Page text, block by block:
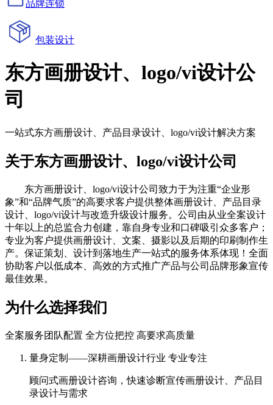
品牌连锁
包装设计
东方画册设计、logo/vi设计公
司
一站式东方画册设计、产品目录设计、logo/vi设计解决方案
关于东方画册设计、logo/vi设计公司
东方画册设计、logo/vi设计公司致力于为注重“企业形
象”和“品牌气质”的高要求客户提供整体画册设计、产品目录
设计、logo/vi设计与改造升级设计服务。公司由从业全案设计
十年以上的总监合力创建，靠自身专业和口碑吸引众多客户；
专业为客户提供画册设计、文案、摄影以及后期的印刷制作生
产。保证策划、设计到落地生产一站式的服务体系体现！全面
协助客户以低成本、高效的方式推广产品与公司品牌形象宣传
最佳效果。
为什么选择我们
全案服务团队配置 全方位把控 高要求高质量
量身定制——深耕画册设计行业 专业专注
顾问式画册设计咨询，快速诊断宣传画册设计、产品目
录设计与需求